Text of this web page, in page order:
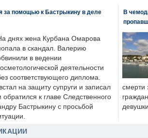
за помощью к Бастрыкину в деле
днях жена Курбана Омарова
в скандал. Валерию
в ведении
деятельности
соответствующего диплома.
на защиту супруги и записал
обратился к главе Следственного
Бастрыкину с просьбой
В
смерти